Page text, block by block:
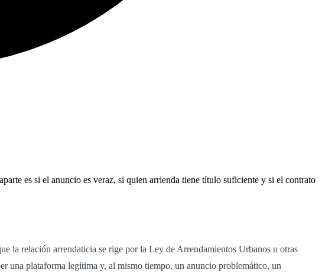
es si el anuncio es veraz, si quien arrienda tiene título suficiente y si el contrato
la relación arrendaticia se rige por la Ley de Arrendamientos Urbanos u otras
una plataforma legítima y, al mismo tiempo, un anuncio problemático, un